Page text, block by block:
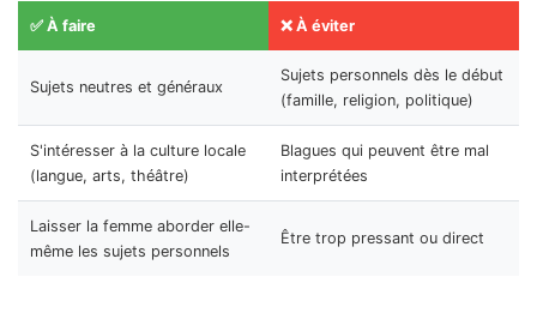
✅ À faire ❌ À éviter
Sujets neutres et généraux
Sujets personnels dès le début
(famille, religion, politique)
S'intéresser à la culture locale
(langue, arts, théâtre)
Blagues qui peuvent être mal
interprétées
Laisser la femme aborder elle-
même les sujets personnels
Être trop pressant ou direct